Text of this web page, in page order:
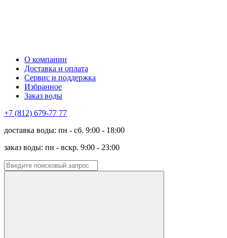
О компании
Доставка и оплата
Сервис и поддержка
Избранное
Заказ воды
+7 (812) 679-77 77
доставка воды: пн - сб. 9:00 - 18:00
заказ воды: пн - вскр. 9:00 - 23:00